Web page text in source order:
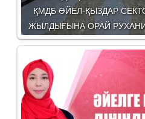
ҚМДБ ӘЙЕЛ-ҚЫЗДАР
ЖЫЛДЫҒЫНА ОРАЙ